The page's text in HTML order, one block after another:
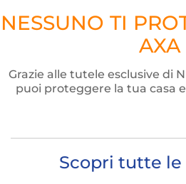
NESSUNO TI
AXA
Grazie alle tutele esclusive di
puoi proteggere la tua casa
Scopri tutte le